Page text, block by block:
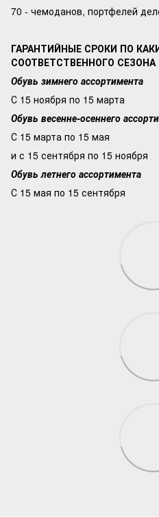
70 - чемоданов, портфелей
ГАРАНТИЙНЫЕ СРОКИ ПО
СООТВЕТСТВЕННОГО СЕЗОНА
Обувь зимнего ассортимента
С 15 ноября по 15 марта
Обувь весенне-осеннего
С 15 марта по 15 мая
и с 15 сентября по 15 ноября
Обувь летнего ассортимента
С 15 мая по 15 сентября